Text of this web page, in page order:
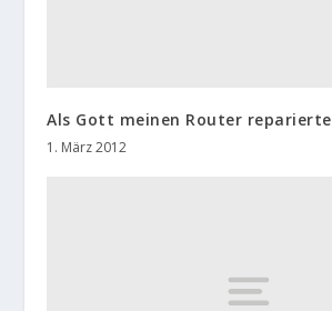
Als Gott meinen Router reparierte
1. März 2012